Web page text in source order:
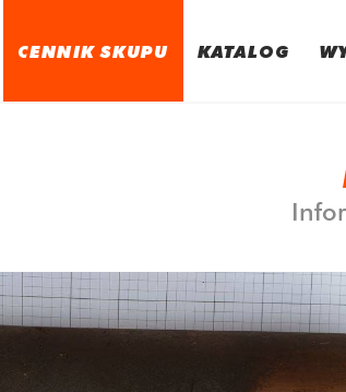
CENNIK SKUPU KATALOG